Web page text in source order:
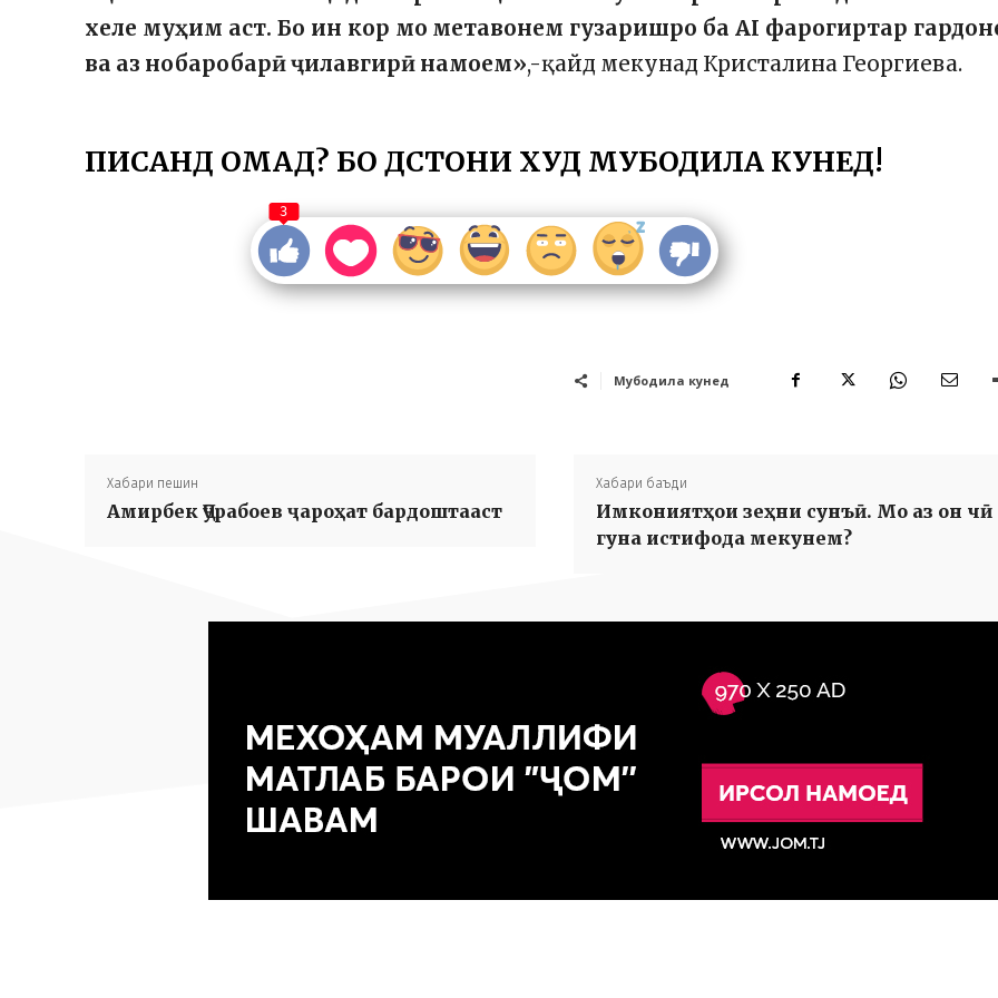
хеле муҳим аст. Бо ин кор мо метавонем гузаришро ба AI фарогиртар
ва аз нобаробарӣ ҷилавгирӣ намоем»,-қайд мекунад Кристалина Георгиева.
ПИСАНД ОМАД? БО ДӮСТОНИ ХУД МУБОДИЛА КУНЕД!
3
Мубодила кунед
Хабари пешин
Амирбек Ҷӯрабоев ҷароҳат бардоштааст
Хабари баъди
Имкониятҳои зеҳни сунъӣ. Мо аз он чӣ
гуна истифода мекунем?